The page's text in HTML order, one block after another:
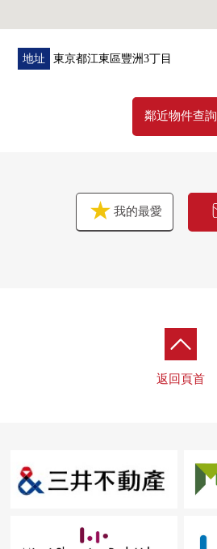
・貴賓室(27樓)
・圖書
・多房間(電影院房)
地址 東京都江東區豐洲3丁目
鄰近物件查詢
我的最愛
返回頁首